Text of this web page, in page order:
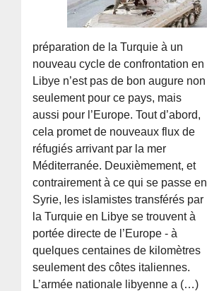
préparation de la Turquie à un
nouveau cycle de confrontation en
Libye n’est pas de bon augure non
seulement pour ce pays, mais
aussi pour l’Europe. Tout d’abord,
cela promet de nouveaux flux de
réfugiés arrivant par la mer
Méditerranée. Deuxièmement, et
contrairement à ce qui se passe en
Syrie, les islamistes transférés par
la Turquie en Libye se trouvent à
portée directe de l’Europe - à
quelques centaines de kilomètres
seulement des côtes italiennes.
L’armée nationale libyenne a (…)